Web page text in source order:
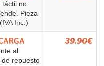
táctil no
Pieza
Inc.)
al
de repuesto
39.90€